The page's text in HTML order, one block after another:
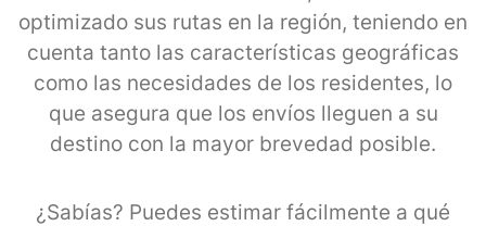
optimizado sus rutas en la región, teniendo en
cuenta tanto las características geográficas
como las necesidades de los residentes, lo
que asegura que los envíos lleguen a su
destino con la mayor brevedad posible.
¿Sabías? Puedes estimar fácilmente a qué